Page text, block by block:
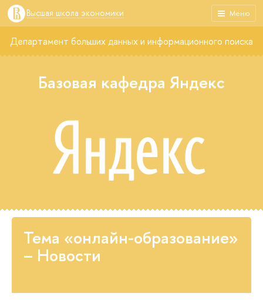
Меню
Высшая школа экономики
Департамент больших данных и информационного поиска
Базовая кафедра Яндекс
Тема «онлайн-образование»
– Новости